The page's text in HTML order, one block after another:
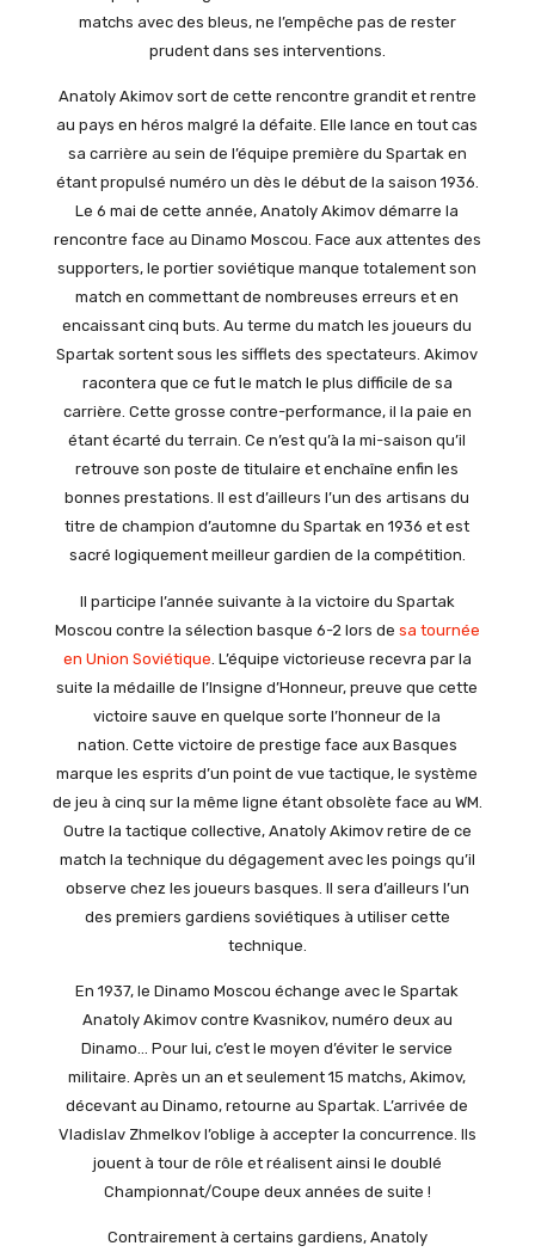
matchs avec des bleus, ne l’empêche pas de rester
prudent dans ses interventions.
Anatoly Akimov sort de cette rencontre grandit et rentre
au pays en héros malgré la défaite. Elle lance en tout cas
sa carrière au sein de l’équipe première du Spartak en
étant propulsé numéro un dès le début de la saison 1936.
Le 6 mai de cette année, Anatoly Akimov démarre la
rencontre face au Dinamo Moscou. Face aux attentes des
supporters, le portier soviétique manque totalement son
match en commettant de nombreuses erreurs et en
encaissant cinq buts. Au terme du match les joueurs du
Spartak sortent sous les sifflets des spectateurs. Akimov
racontera que ce fut le match le plus difficile de sa
carrière. Cette grosse contre-performance, il la paie en
étant écarté du terrain. Ce n’est qu’à la mi-saison qu’il
retrouve son poste de titulaire et enchaîne enfin les
bonnes prestations. Il est d’ailleurs l’un des artisans du
titre de champion d’automne du Spartak en 1936 et est
sacré logiquement meilleur gardien de la compétition.
Il participe l’année suivante à la victoire du Spartak
Moscou contre la sélection basque 6-2 lors de sa tournée
en Union Soviétique . L’équipe victorieuse recevra par la
suite la médaille de l’Insigne d’Honneur, preuve que cette
victoire sauve en quelque sorte l’honneur de la
nation. Cette victoire de prestige face aux Basques
marque les esprits d’un point de vue tactique, le système
de jeu à cinq sur la même ligne étant obsolète face au WM.
Outre la tactique collective, Anatoly Akimov retire de ce
match la technique du dégagement avec les poings qu’il
observe chez les joueurs basques. Il sera d’ailleurs l’un
des premiers gardiens soviétiques à utiliser cette
technique.
En 1937, le Dinamo Moscou échange avec le Spartak
Anatoly Akimov contre Kvasnikov, numéro deux au
Dinamo… Pour lui, c’est le moyen d’éviter le service
militaire. Après un an et seulement 15 matchs, Akimov,
décevant au Dinamo, retourne au Spartak. L’arrivée de
Vladislav Zhmelkov l’oblige à accepter la concurrence. Ils
jouent à tour de rôle et réalisent ainsi le doublé
Championnat/Coupe deux années de suite !
Contrairement à certains gardiens, Anatoly